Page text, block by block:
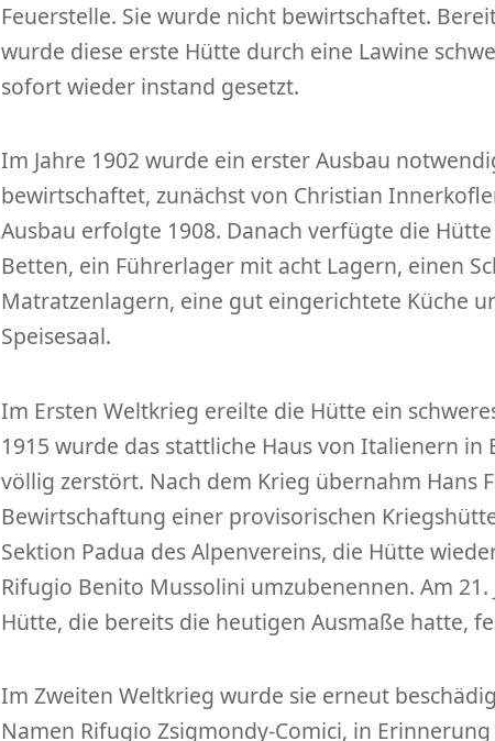
Feuerstelle. Sie wurde nicht bewirtschaftet.
wurde diese erste Hütte durch eine Lawine
sofort wieder instand gesetzt.
Im Jahre 1902 wurde ein erster Ausbau
bewirtschaftet, zunächst von Christian
Ausbau erfolgte 1908. Danach verfügte die
Betten, ein Führerlager mit acht Lagern, einen
Matratzenlagern, eine gut eingerichtete Küche
Speisesaal.
Im Ersten Weltkrieg ereilte die Hütte ein
1915 wurde das stattliche Haus von Italienern in
völlig zerstört. Nach dem Krieg übernahm Hans
Bewirtschaftung einer provisorischen
Sektion Padua des Alpenvereins, die Hütte
Rifugio Benito Mussolini umzubenennen. Am
Hütte, die bereits die heutigen Ausmaße hatte,
Im Zweiten Weltkrieg wurde sie erneut
Namen Rifugio Zsigmondy-Comici, in